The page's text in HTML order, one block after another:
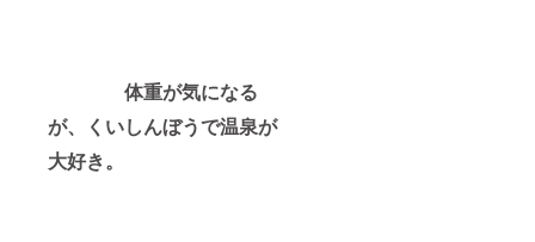
体重が気になる
が、くいしんぼうで温泉が
大好き。